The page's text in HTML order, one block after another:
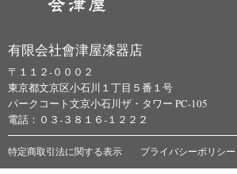
有限会社會津屋漆器店
〒１１２-０００２
東京都文京区小石川１丁目５番１号
パークコート文京小石川ザ・タワー PC-105
電話：０３-３８１６-１２２２
特定商取引法に関する表示 プライバシーポリシー